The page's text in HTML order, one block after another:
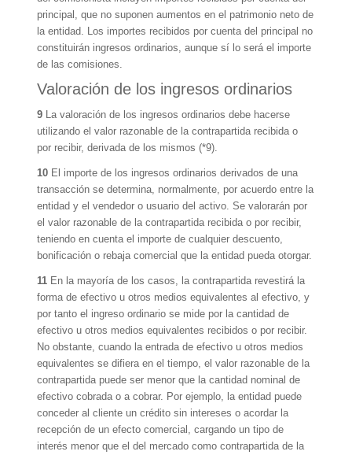
principal, que no suponen aumentos en el patrimonio neto de
la entidad. Los importes recibidos por cuenta del principal no
constituirán ingresos ordinarios, aunque sí lo será el importe
de las comisiones.
Valoración de los ingresos ordinarios
9
La valoración de los ingresos ordinarios debe hacerse
utilizando el valor razonable de la contrapartida recibida o
por recibir, derivada de los mismos (*9).
10 El importe de los ingresos ordinarios derivados de una
transacción se determina, normalmente, por acuerdo entre la
entidad y el vendedor o usuario del activo. Se valorarán por
el valor razonable de la contrapartida recibida o por recibir,
teniendo en cuenta el importe de cualquier descuento,
bonificación o rebaja comercial que la entidad pueda otorgar.
11 En la mayoría de los casos, la contrapartida revestirá la
forma de efectivo u otros medios equivalentes al efectivo, y
por tanto el ingreso ordinario se mide por la cantidad de
efectivo u otros medios equivalentes recibidos o por recibir.
No obstante, cuando la entrada de efectivo u otros medios
equivalentes se difiera en el tiempo, el valor razonable de la
contrapartida puede ser menor que la cantidad nominal de
efectivo cobrada o a cobrar. Por ejemplo, la entidad puede
conceder al cliente un crédito sin intereses o acordar la
recepción de un efecto comercial, cargando un tipo de
interés menor que el del mercado como contrapartida de la